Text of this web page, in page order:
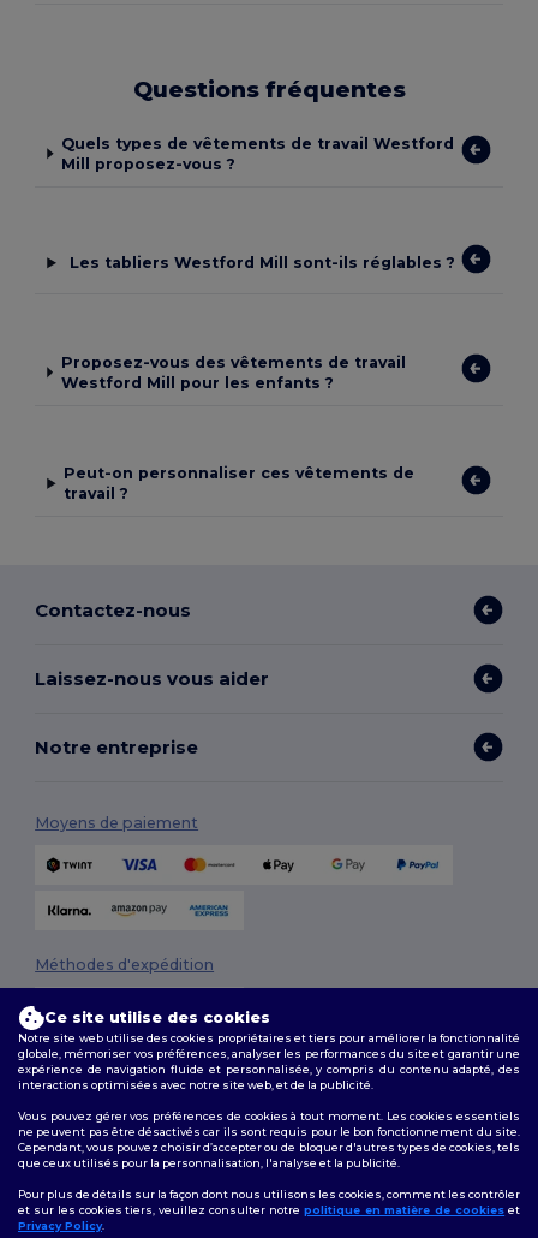
Questions fréquentes
Quels types de vêtements de travail Westford
Mill proposez-vous ?
Les tabliers Westford Mill sont-ils réglables ?
Proposez-vous des vêtements de travail
Westford Mill pour les enfants ?
Peut-on personnaliser ces vêtements de
travail ?
Contactez-nous
Laissez-nous vous aider
Notre entreprise
Moyens de paiement
Méthodes d'expédition
Suivez-nous
Ce site utilise des cookies
Notre site web utilise des cookies propriétaires et tiers pour améliorer la fonctionnalité
globale, mémoriser vos préférences, analyser les performances du site et garantir une
expérience de navigation fluide et personnalisée, y compris du contenu adapté, des
interactions optimisées avec notre site web, et de la publicité.
Vous pouvez gérer vos préférences de cookies à tout moment. Les cookies essentiels
ne peuvent pas être désactivés car ils sont requis pour le bon fonctionnement du site.
Cependant, vous pouvez choisir d’accepter ou de bloquer d'autres types de cookies, tels
que ceux utilisés pour la personnalisation, l'analyse et la publicité.
Pour plus de détails sur la façon dont nous utilisons les cookies, comment les contrôler
et sur les cookies tiers, veuillez consulter notre politique en matière de cookies et
Privacy Policy.